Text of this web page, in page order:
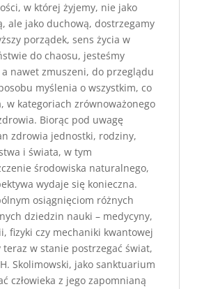
, w której żyjemy, nie jako
, ale jako duchową, dostrzegamy
porządek, sens życia w
do chaosu, jesteśmy
a nawet zmuszeni, do przeglądu
bu myślenia o wszystkim, co
, w kategoriach zrównoważonego
. Biorąc pod uwagę
zdrowia jednostki, rodziny,
i świata, w tym
środowiska naturalnego,
wydaje się konieczna.
osiągnięciom różnych
dziedzin nauki – medycyny,
, fizyki czy mechaniki kwantowej
teraz w stanie postrzegać świat,
H. Skolimowski, jako sanktuarium
człowieka z jego zapomnianą